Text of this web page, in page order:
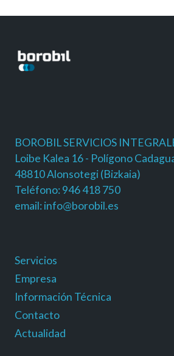
BOROBIL SERVICIOS
Loibe Kalea 16 - Polígono
48810 Alonsotegi (Bizkaia)
Teléfono: 946 418 750
email: info@borobil.es
Servicios
Empresa
Información Técnica
Contacto
Actualidad